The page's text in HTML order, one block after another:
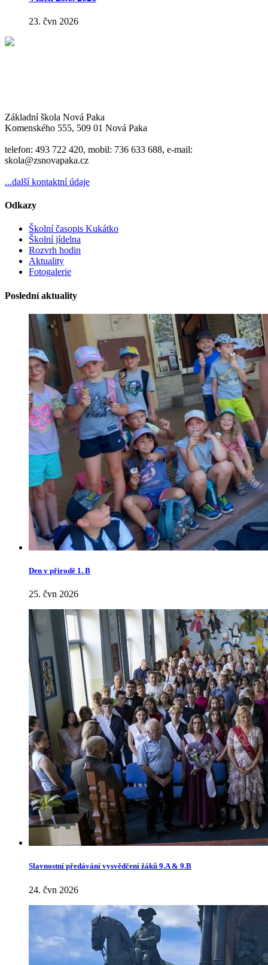
23. čvn 2026
Základní škola Nová Paka
Komenského 555, 509 01 Nová Paka
telefon: 493 722 420, mobil: 736 633 688, e-mail:
skola@zsnovapaka.cz
...další kontaktní údaje
Odkazy
Školní časopis Kukátko
Školní jídelna
Rozvrh hodin
Aktuality
Fotogalerie
Poslední aktuality
Den v přírodě 1. B
25. čvn 2026
Slavnostní předávání vysvědčení žáků 9.A & 9.B
24. čvn 2026